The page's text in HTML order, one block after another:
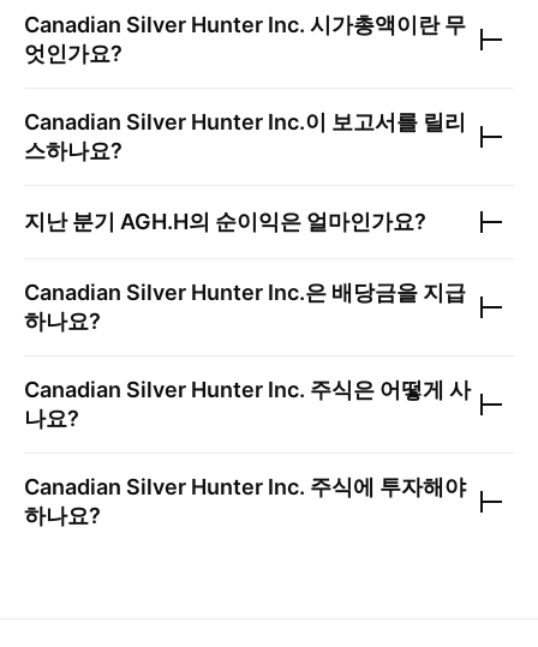
Canadian Silver Hunter Inc. 시가총액이란 무
엇인가요?
Canadian Silver Hunter Inc.이 보고서를 릴리
스하나요?
지난 분기 AGH.H의 순이익은 얼마인가요?
Canadian Silver Hunter Inc.은 배당금을 지급
하나요?
Canadian Silver Hunter Inc. 주식은 어떻게 사
나요?
Canadian Silver Hunter Inc. 주식에 투자해야
하나요?